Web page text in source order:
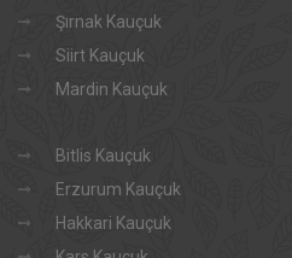
Şırnak Kauçuk
Siirt Kauçuk
Mardin Kauçuk
Bitlis Kauçuk
Erzurum Kauçuk
Hakkari Kauçuk